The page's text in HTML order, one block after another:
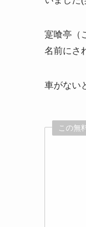
寔喰亭（
名前にさ
車がない
この無